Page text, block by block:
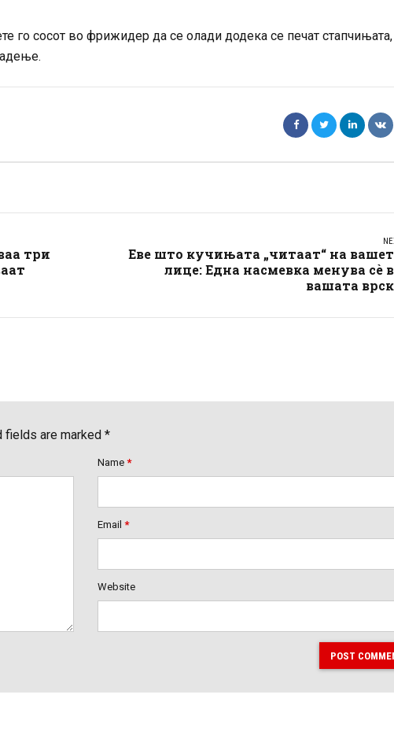
го сосот во фрижидер да се олади додека се печат стапчињата,
три
Еве што кучињата „читаат“ на
лице: Една насмевка менува сè
вашата
fields are marked *
Name *
Email *
Website
POST